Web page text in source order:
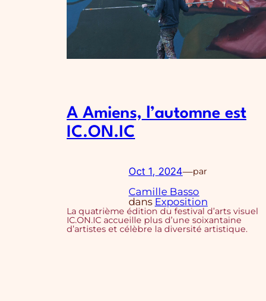
A Amiens, l’automne est
IC.ON.IC
Oct 1, 2024—par
Camille Basso
dans Exposition
La quatrième édition du festival d’arts visuel
IC.ON.IC accueille plus d’une soixantaine
d’artistes et célèbre la diversité artistique.